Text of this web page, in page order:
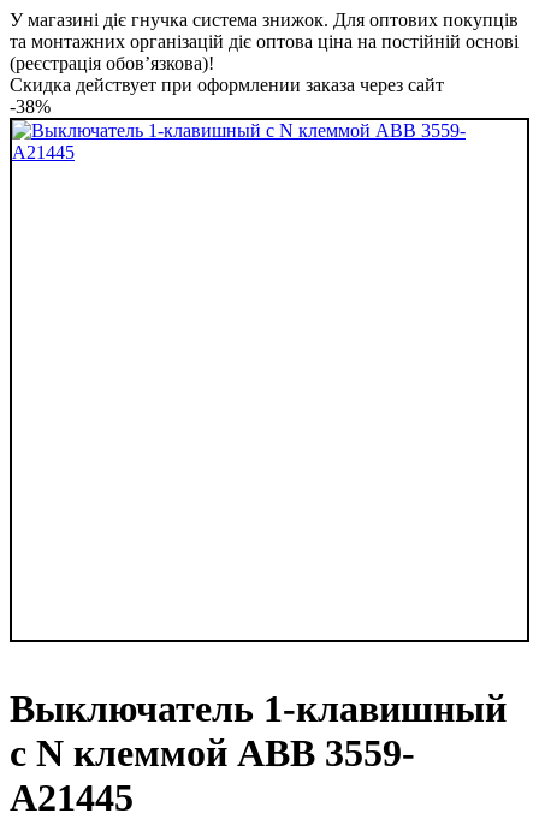
У магазині діє гнучка система знижок. Для оптових покупців
та монтажних організацій діє оптова ціна на постійній основі
(реєстрація обов’язкова)!
Скидка действует при оформлении заказа через сайт
-38%
Выключатель 1-клавишный
с N клеммой ABB 3559-
A21445